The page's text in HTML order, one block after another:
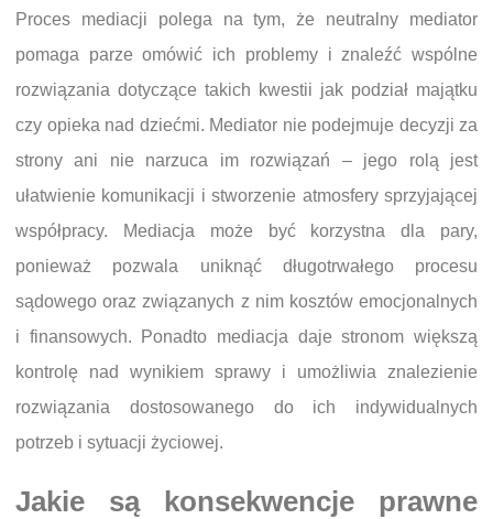
Proces mediacji polega na tym, że neutralny mediator
pomaga parze omówić ich problemy i znaleźć wspólne
rozwiązania dotyczące takich kwestii jak podział majątku
czy opieka nad dziećmi. Mediator nie podejmuje decyzji za
strony ani nie narzuca im rozwiązań – jego rolą jest
ułatwienie komunikacji i stworzenie atmosfery sprzyjającej
współpracy. Mediacja może być korzystna dla pary,
ponieważ pozwala uniknąć długotrwałego procesu
sądowego oraz związanych z nim kosztów emocjonalnych
i finansowych. Ponadto mediacja daje stronom większą
kontrolę nad wynikiem sprawy i umożliwia znalezienie
rozwiązania dostosowanego do ich indywidualnych
potrzeb i sytuacji życiowej.
Jakie są konsekwencje prawne